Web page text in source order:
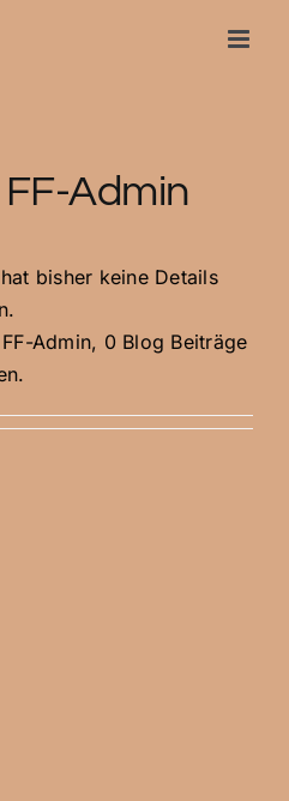
FF-Admin
bisher keine Details
Admin, 0 Blog Beiträge